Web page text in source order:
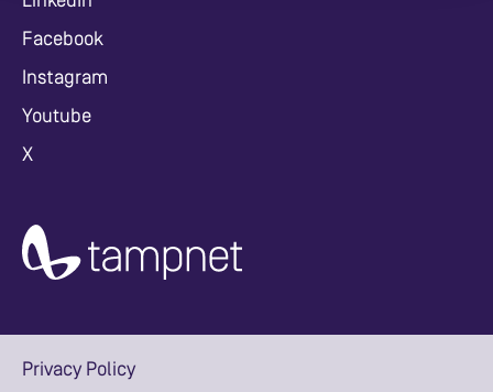
Facebook
Instagram
Youtube
X
Privacy Policy